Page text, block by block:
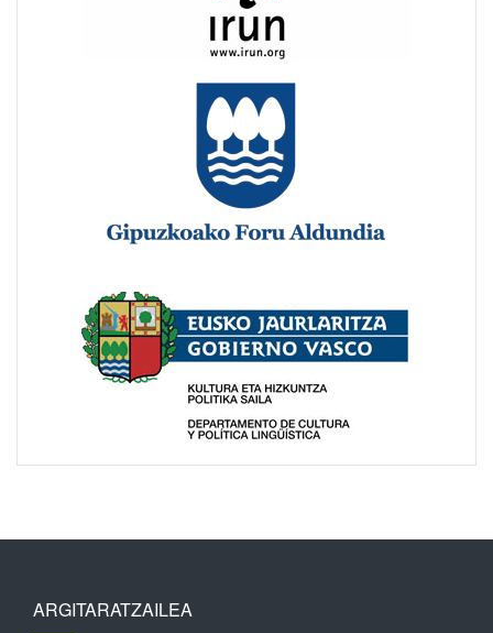
ARGITARATZAILEA